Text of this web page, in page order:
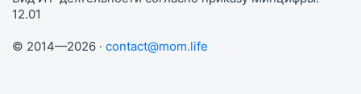
12.01
© 2014—2026 · contact@mom.life